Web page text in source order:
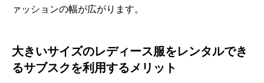
ァッションの幅が広がります。
大きいサイズのレディース服をレンタルでき
るサブスクを利用するメリット